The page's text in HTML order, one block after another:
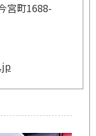
宮町1688-